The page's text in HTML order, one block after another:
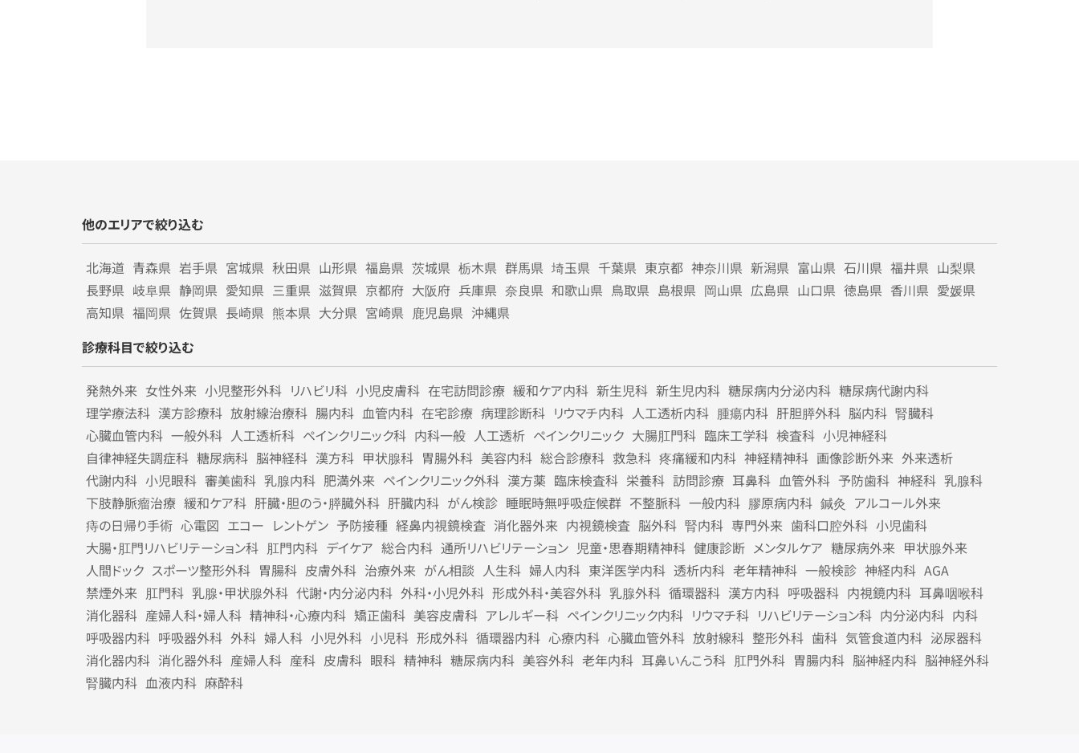
他のエリアで絞り込む
北海道 青森県 岩手県 宮城県 秋田県 山形県 福島県 茨城県 栃木県 群馬県 埼玉県 千葉県 東京都 神奈川県 新潟県 富山県 石川県 福井県 山梨県
長野県 岐阜県 静岡県 愛知県 三重県 滋賀県 京都府 大阪府 兵庫県 奈良県 和歌山県 鳥取県 島根県 岡山県 広島県 山口県 徳島県 香川県 愛媛県
高知県 福岡県 佐賀県 長崎県 熊本県 大分県 宮崎県 鹿児島県 沖縄県
診療科目で絞り込む
発熱外来 女性外来 小児整形外科 リハビリ科 小児皮膚科 在宅訪問診療 緩和ケア内科 新生児科 新生児内科 糖尿病内分泌内科 糖尿病代謝内科
理学療法科 漢方診療科 放射線治療科 腸内科 血管内科 在宅診療 病理診断科 リウマチ内科 人工透析内科 腫瘍内科 肝胆膵外科 脳内科 腎臓科
心臓血管内科 一般外科 人工透析科 ペインクリニック科 内科一般 人工透析 ペインクリニック 大腸肛門科 臨床工学科 検査科 小児神経科
自律神経失調症科 糖尿病科 脳神経科 漢方科 甲状腺科 胃腸外科 美容内科 総合診療科 救急科 疼痛緩和内科 神経精神科 画像診断外来 外来透析
代謝内科 小児眼科 審美歯科 乳腺内科 肥満外来 ペインクリニック外科 漢方薬 臨床検査科 栄養科 訪問診療 耳鼻科 血管外科 予防歯科 神経科 乳腺科
下肢静脈瘤治療 緩和ケア科 肝臓・胆のう・膵臓外科 肝臓内科 がん検診 睡眠時無呼吸症候群 不整脈科 一般内科 膠原病内科 鍼灸 アルコール外来
痔の日帰り手術 心電図 エコー レントゲン 予防接種 経鼻内視鏡検査 消化器外来 内視鏡検査 脳外科 腎内科 専門外来 歯科口腔外科 小児歯科
大腸・肛門リハビリテーション科 肛門内科 デイケア 総合内科 通所リハビリテーション 児童・思春期精神科 健康診断 メンタルケア 糖尿病外来 甲状腺外来
人間ドック スポーツ整形外科 胃腸科 皮膚外科 治療外来 がん相談 人生科 婦人内科 東洋医学内科 透析内科 老年精神科 一般検診 神経内科 AGA
禁煙外来 肛門科 乳腺・甲状腺外科 代謝・内分泌内科 外科・小児外科 形成外科・美容外科 乳腺外科 循環器科 漢方内科 呼吸器科 内視鏡内科 耳鼻咽喉科
消化器科 産婦人科・婦人科 精神科・心療内科 矯正歯科 美容皮膚科 アレルギー科 ペインクリニック内科 リウマチ科 リハビリテーション科 内分泌内科 内科
呼吸器内科 呼吸器外科 外科 婦人科 小児外科 小児科 形成外科 循環器内科 心療内科 心臓血管外科 放射線科 整形外科 歯科 気管食道内科 泌尿器科
消化器内科 消化器外科 産婦人科 産科 皮膚科 眼科 精神科 糖尿病内科 美容外科 老年内科 耳鼻いんこう科 肛門外科 胃腸内科 脳神経内科 脳神経外科
腎臓内科 血液内科 麻酔科